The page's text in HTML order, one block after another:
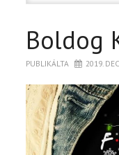
TOP10
KULISSZA
Boldog
PUBLIKÁLTA 2019.